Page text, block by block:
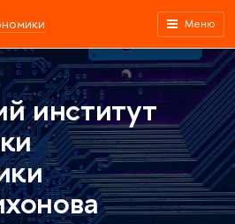
Меню
институт